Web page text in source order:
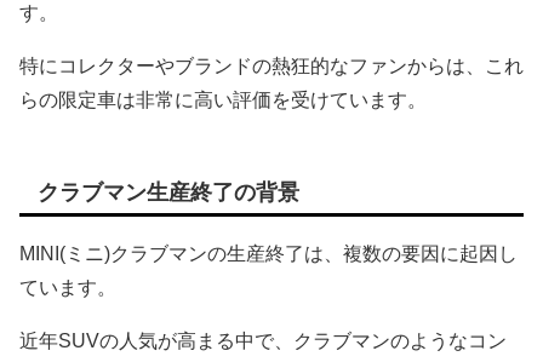
す。
特にコレクターやブランドの熱狂的なファンからは、これ
らの限定車は非常に高い評価を受けています。
クラブマン生産終了の背景
MINI(ミニ)クラブマンの生産終了は、複数の要因に起因し
ています。
近年SUVの人気が高まる中で、クラブマンのようなコン